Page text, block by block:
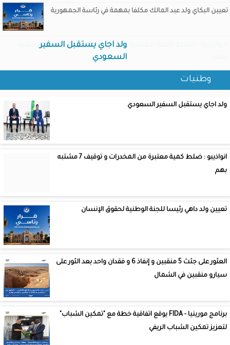
تعيين البكاي ولد عبد المالك مكلفا بمهمة في رئاسة الجمهورية
ولد اجاي يستقبل السفير
السعودي
انواذيبو : ضلط كمية معتبرة من المخدرات و توقيف 7 مشتبه
وطنيات
ولد اجاي يستقبل السفير السعودي
انواذيبو : ضلط كمية معتبرة من المخدرات و توقيف 7 مشتبه
بهم
تعيين ولد داهي رئيسا للجنة الوطنية لحقوق الإنسان
العثور على جثث 5 منقبين و إنفاذ 6 و فقدان واحد بعد الثور على
سيارو منقبين في الشمال
برنامج مورينيا - FIDA يوقع اتفاقية خطة مع "تمكين الشباب"
لتعزيز تمكين الشباب الريفي